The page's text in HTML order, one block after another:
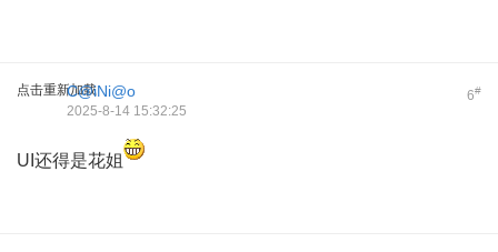
点击重新加载 6#
C@iNi@o
2025-8-14 15:32:25
UI还得是花姐